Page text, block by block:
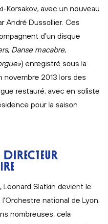
Korsakov, avec un nouveau
André Dussollier. Ces
d’un disque
, Danse macabre,
) enregistré sous la
novembre 2013 lors des
restauré, avec en soliste
pour la saison
Leonard Slatkin devient le
national de Lyon.
nombreuses, cela